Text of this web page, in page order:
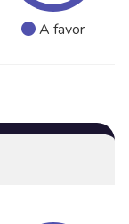
A favor